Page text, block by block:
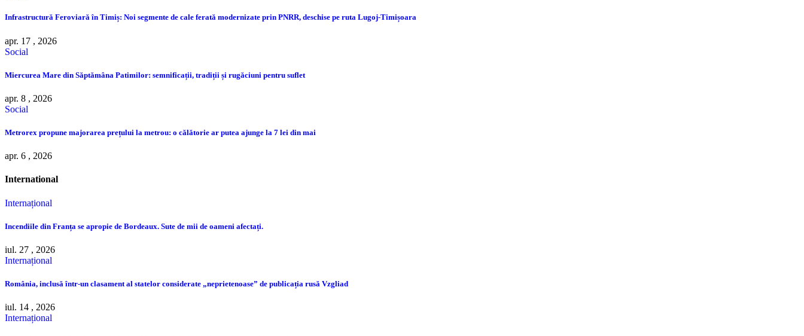
Infrastructură Feroviară în Timiș: Noi segmente de cale ferată modernizate prin PNRR, deschise pe ruta Lugoj-Timișoara
apr. 17 , 2026
Social
Miercurea Mare din Săptămâna Patimilor: semnificații, tradiții și rugăciuni pentru suflet
apr. 8 , 2026
Social
Metrorex propune majorarea prețului la metrou: o călătorie ar putea ajunge la 7 lei din mai
apr. 6 , 2026
International
Internațional
Incendiile din Franța se apropie de Bordeaux. Sute de mii de oameni afectați.
iul. 27 , 2026
Internațional
România, inclusă într-un clasament al statelor considerate „neprietenoase” de publicația rusă Vzgliad
iul. 14 , 2026
Internațional